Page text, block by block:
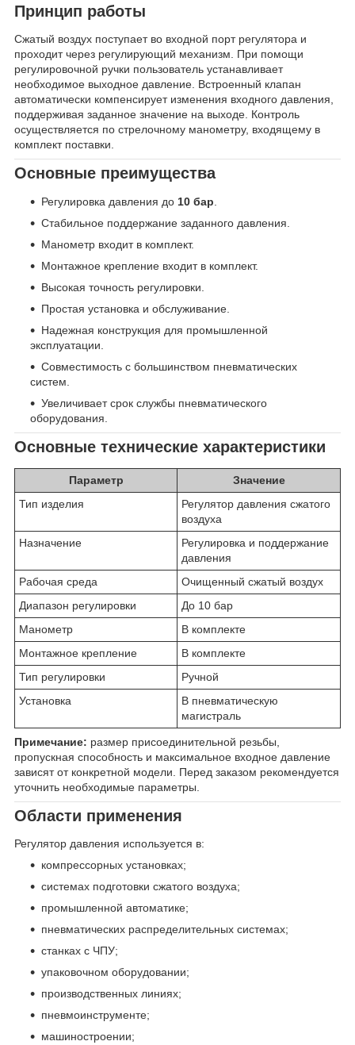
Принцип работы
Сжатый воздух поступает во входной порт регулятора и
проходит через регулирующий механизм. При помощи
регулировочной ручки пользователь устанавливает
необходимое выходное давление. Встроенный клапан
автоматически компенсирует изменения входного давления,
поддерживая заданное значение на выходе. Контроль
осуществляется по стрелочному манометру, входящему в
комплект поставки.
Основные преимущества
Регулировка давления до 10 бар
Стабильное поддержание заданного давления.
Манометр входит в комплект.
Монтажное крепление входит в комплект.
Высокая точность регулировки.
Простая установка и обслуживание.
Надежная конструкция для промышленной
эксплуатации.
Совместимость с большинством пневматических
систем.
Увеличивает срок службы пневматического
оборудования.
Основные технические характеристики
Параметр
Значение
Тип изделия
Регулятор давления сжатого
воздуха
Назначение
Регулировка и поддержание
давления
Рабочая среда
Очищенный сжатый воздух
Диапазон регулировки
До 10 бар
Манометр
В комплекте
Монтажное крепление
В комплекте
Тип регулировки
Ручной
Установка
В пневматическую
магистраль
Примечание: размер присоединительной резьбы,
пропускная способность и максимальное входное давление
зависят от конкретной модели. Перед заказом рекомендуется
уточнить необходимые параметры.
Области применения
Регулятор давления используется в:
компрессорных установках;
системах подготовки сжатого воздуха;
промышленной автоматике;
пневматических распределительных системах;
станках с ЧПУ;
упаковочном оборудовании;
производственных линиях;
пневмоинструменте;
машиностроении;